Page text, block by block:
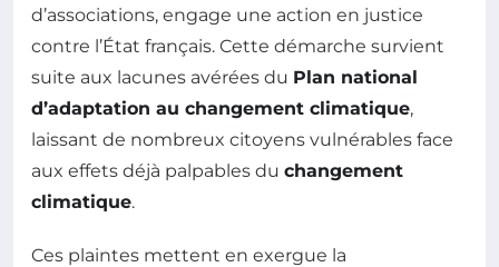
d’associations, engage une action en justice
contre l’État français. Cette démarche survient
suite aux lacunes avérées du Plan national
d’adaptation au changement climatique,
laissant de nombreux citoyens vulnérables face
aux effets déjà palpables du changement
climatique.
Ces plaintes mettent en exergue la